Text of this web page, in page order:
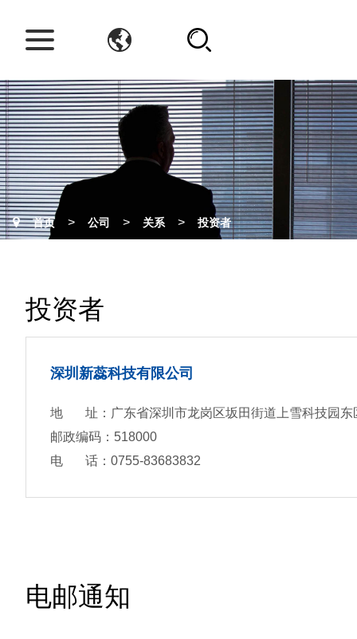
首页 > 公司 > 关系 > 投资者
投资者
深圳新蕊科技有限公司
地 址：广东省深圳市龙岗区坂田街道上雪科技园东
邮政编码：518000
电 话：0755-83683832
电邮通知